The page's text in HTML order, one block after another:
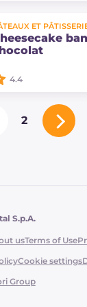
parfait pour
et le goûter,
bananes et de
ET
cheesecake
une variante du
américain, un
4.4
2
S.p.A.
usTerms of Use
Cookie settings
Group